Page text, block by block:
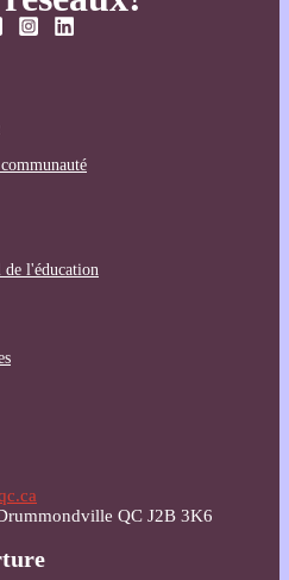
de l'éducation
QC J2B 3K6